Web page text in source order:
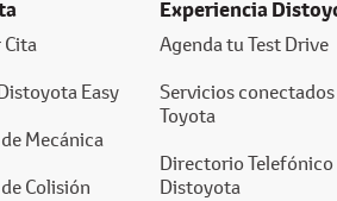
Easy
Mecánica
Colisión
Experiencia
Agenda tu Test Drive
Servicios conectados
Toyota
Directorio Telefónico
Distoyota